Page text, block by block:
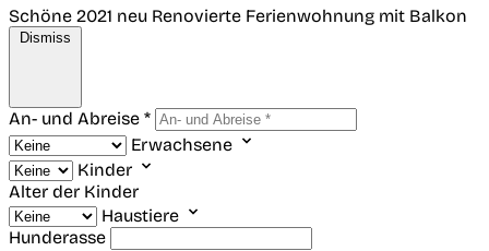
Schöne 2021 neu Renovierte Ferienwohnung mit Balkon
Dismiss
An- und Abreise *
Erwachsene
Kinder
Alter der Kinder
Haustiere
Hunderasse